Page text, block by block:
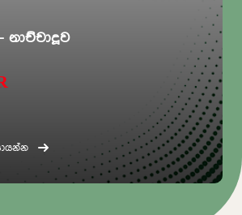
නාච්චාදූව